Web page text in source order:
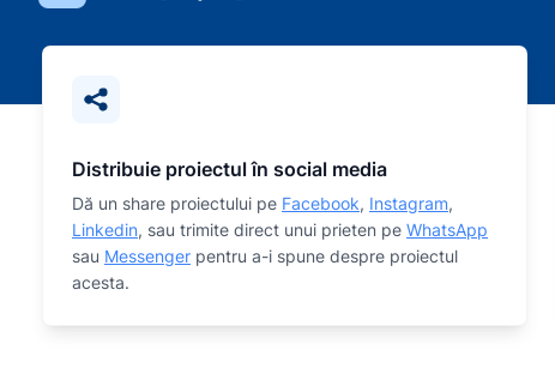
Distribuie proiectul în social media
Dă un share proiectului pe Facebook, Instagram,
Linkedin, sau trimite direct unui prieten pe WhatsApp
sau Messenger pentru a-i spune despre proiectul
acesta.